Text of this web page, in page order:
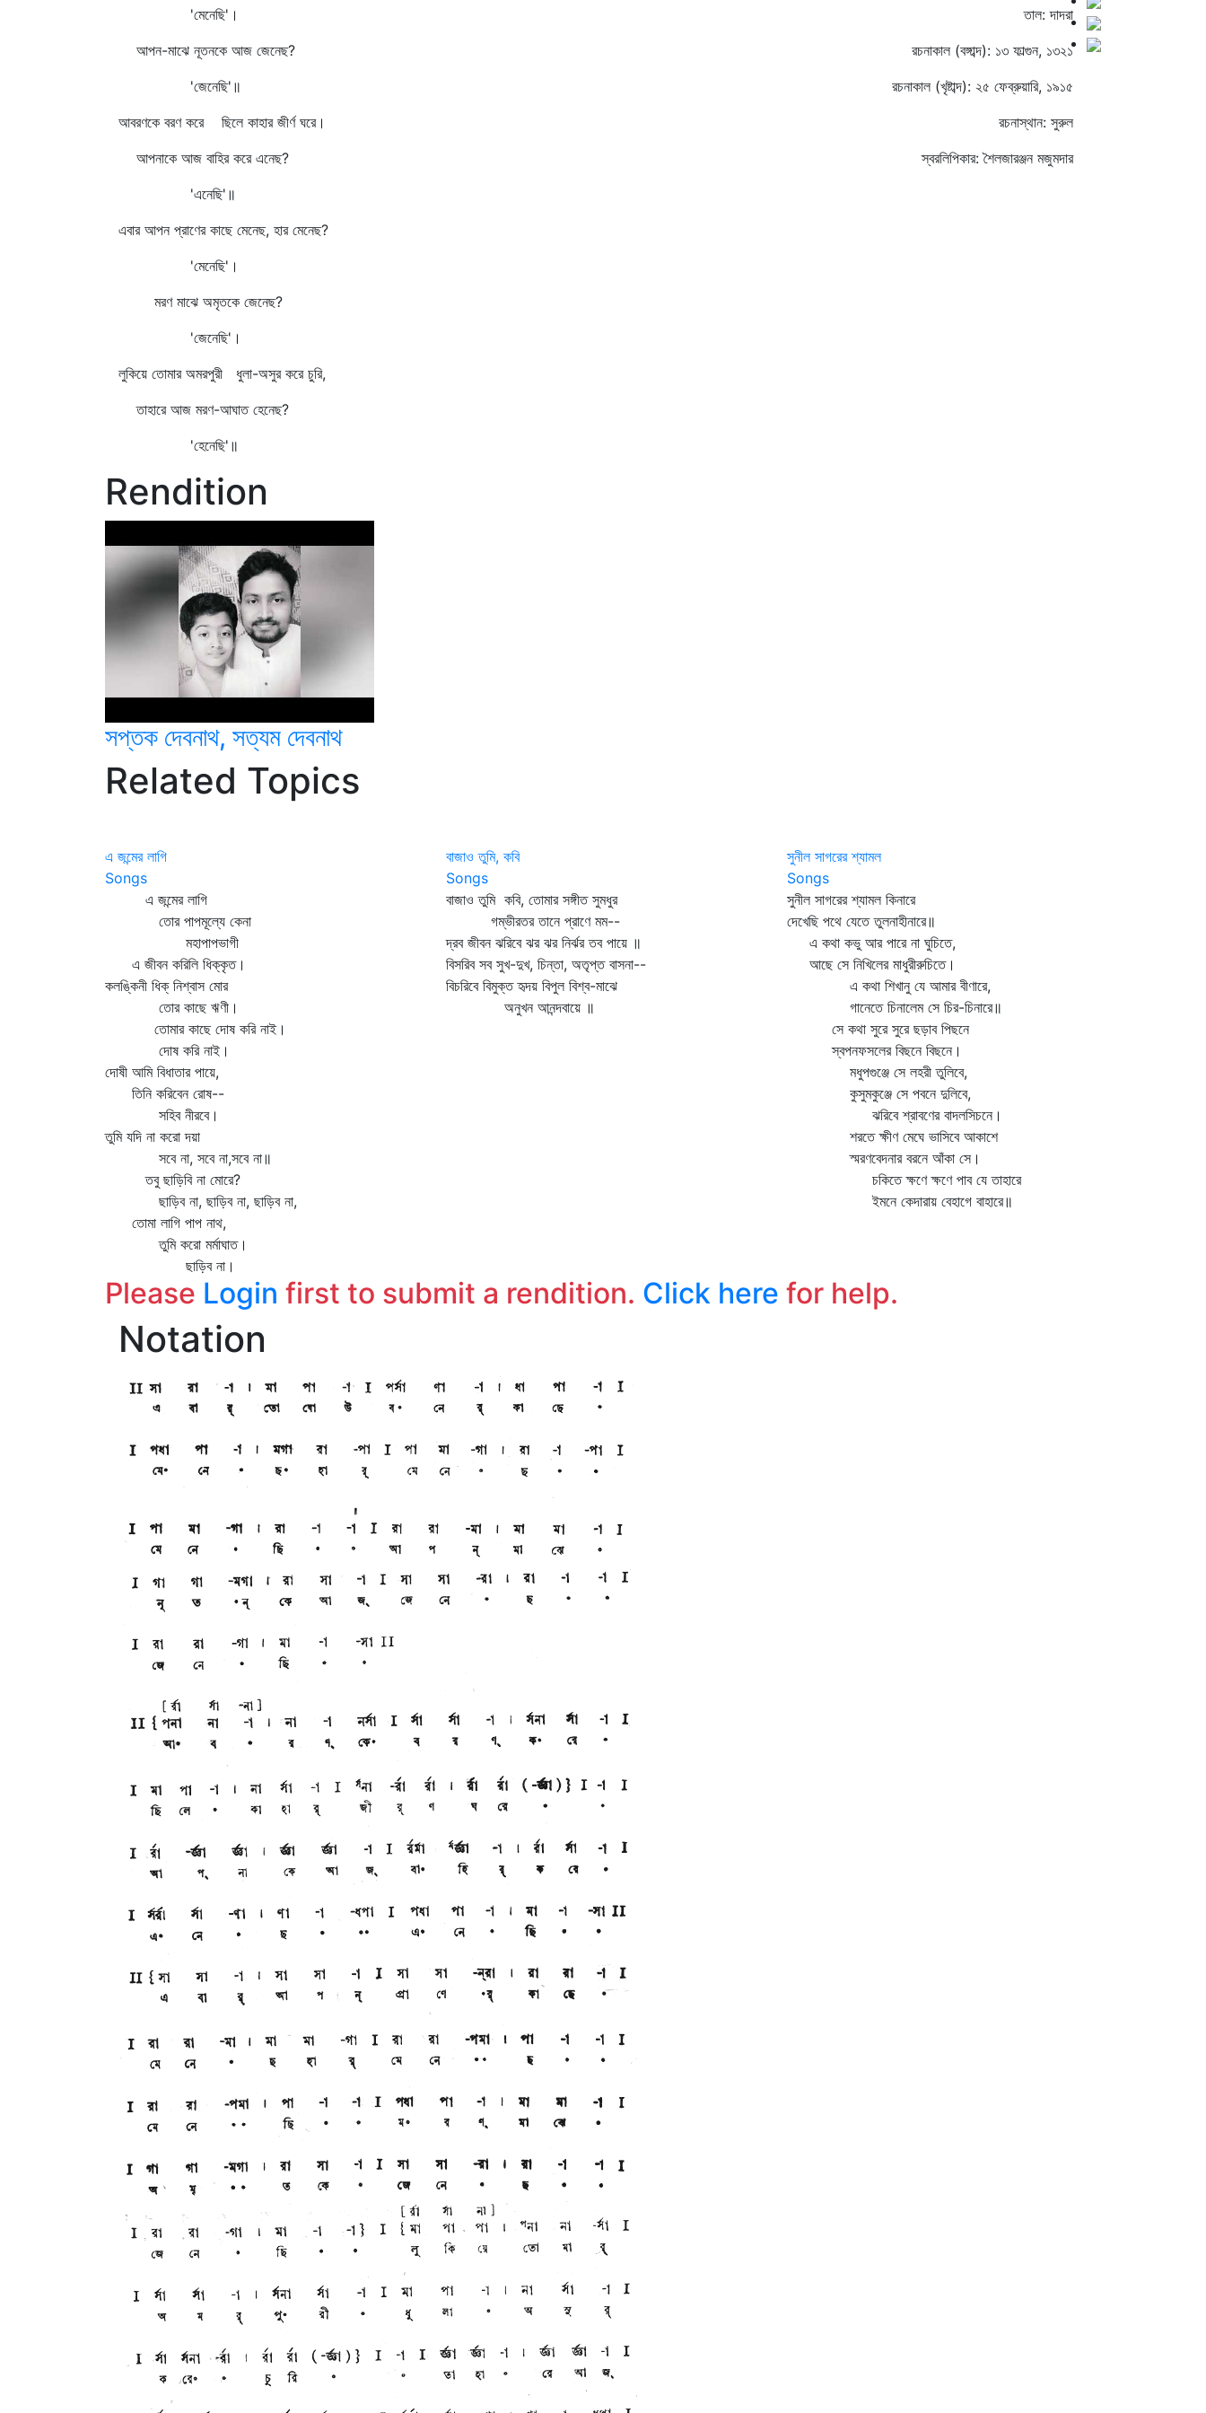
'মেনেছি'।
আপন-মাঝে নূতনকে আজ জেনেছ?
'জেনেছি'॥
আবরণকে বরণ করে ছিলে কাহার জীর্ণ ঘরে।
আপনাকে আজ বাহির করে এনেছ?
'এনেছি'॥
এবার আপন প্রাণের কাছে মেনেছ, হার মেনেছ?
'মেনেছি'।
মরণ মাঝে অমৃতকে জেনেছ?
'জেনেছি'।
লুকিয়ে তোমার অমরপুরী ধুলা-অসুর করে চুরি,
তাহারে আজ মরণ-আঘাত হেনেছ?
'হেনেছি'॥
তাল: দাদরা
রচনাকাল (বঙ্গাব্দ): ১৩ ফাল্গুন, ১৩২১
রচনাকাল (খৃষ্টাব্দ): ২৫ ফেব্রুয়ারি, ১৯১৫
রচনাস্থান: সুরুল
স্বরলিপিকার: শৈলজারঞ্জন মজুমদার
Rendition
সপ্তক দেবনাথ, সত্যম দেবনাথ
Related Topics
এ জন্মের লাগি
Songs
এ জন্মের লাগি
তোর পাপমূল্যে কেনা
মহাপাপভাগী
এ জীবন করিলি ধিক্‌কৃত।
কলঙ্কিনী ধিক্‌ নিশ্বাস মোর
তোর কাছে ঋণী।
তোমার কাছে দোষ করি নাই।
দোষ করি নাই।
দোষী আমি বিধাতার পায়ে,
তিনি করিবেন রোষ--
সহিব নীরবে।
তুমি যদি না করো দয়া
সবে না, সবে না,সবে না॥
তবু ছাড়িবি না মোরে?
ছাড়িব না, ছাড়িব না, ছাড়িব না,
তোমা লাগি পাপ নাথ,
তুমি করো মর্মাঘাত।
ছাড়িব না।
বাজাও তুমি, কবি
Songs
বাজাও তুমি কবি, তোমার সঙ্গীত সুমধুর
গম্ভীরতর তানে প্রাণে মম--
দ্রব জীবন ঝরিবে ঝর ঝর নির্ঝর তব পায়ে ॥
বিসরিব সব সুখ-দুখ, চিন্তা, অতৃপ্ত বাসনা--
বিচরিবে বিমুক্ত হৃদয় বিপুল বিশ্ব-মাঝে
অনুখন আনন্দবায়ে ॥
সুনীল সাগরের শ্যামল
Songs
সুনীল সাগরের শ্যামল কিনারে
দেখেছি পথে যেতে তুলনাহীনারে॥
এ কথা কভু আর পারে না ঘুচিতে,
আছে সে নিখিলের মাধুরীরুচিতে।
এ কথা শিখানু যে আমার বীণারে,
গানেতে চিনালেম সে চির-চিনারে॥
সে কথা সুরে সুরে ছড়াব পিছনে
স্বপনফসলের বিছনে বিছনে।
মধুপগুঞ্জে সে লহরী তুলিবে,
কুসুমকুঞ্জে সে পবনে দুলিবে,
ঝরিবে শ্রাবণের বাদলসিচনে।
শরতে ক্ষীণ মেঘে ভাসিবে আকাশে
স্মরণবেদনার বরনে আঁকা সে।
চকিতে ক্ষণে ক্ষণে পাব যে তাহারে
ইমনে কেদারায় বেহাগে বাহারে॥
Please Login first to submit a rendition. Click here for help.
Notation